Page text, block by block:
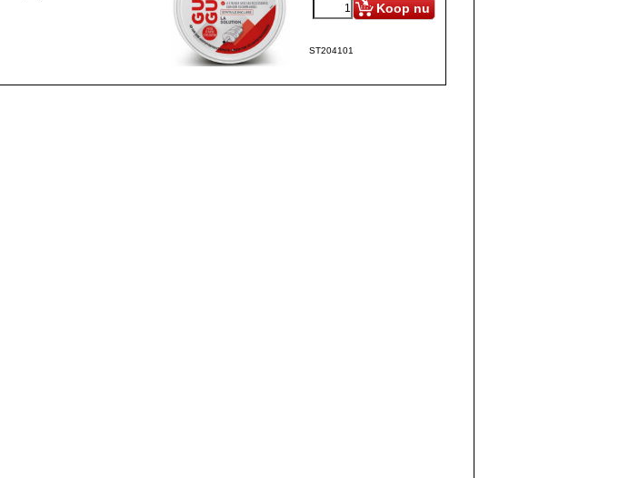
Koop nu
ST204101